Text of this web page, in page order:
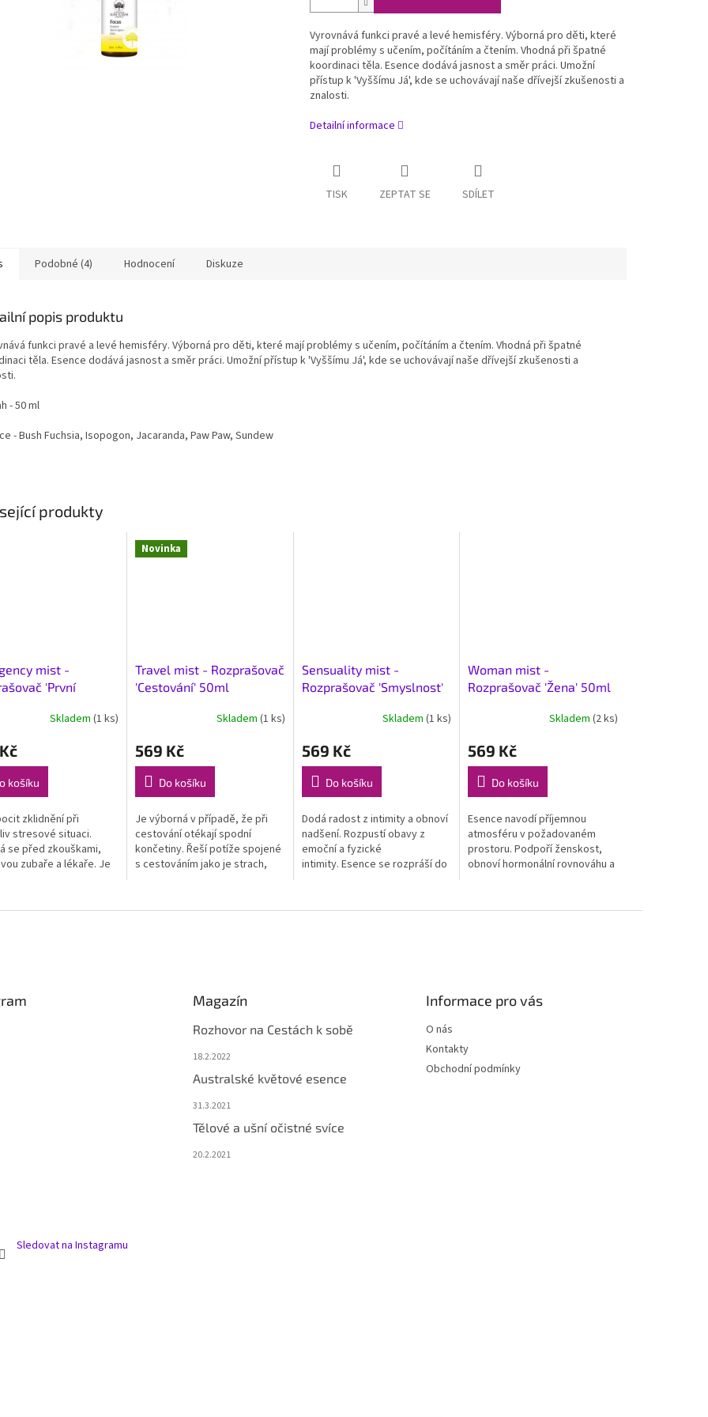
Vyrovnává funkci pravé a levé hemisféry. Výborná pro děti, které
mají problémy s učením, počítáním a čtením. Vhodná při špatné
koordinaci těla. Esence dodává jasnost a směr práci. Umožní
přístup k 'Vyššímu Já', kde se uchovávají naše dřívejší zkušenosti a
znalosti.
Detailní informace
TISK ZEPTAT SE SDÍLET
produkty
mist -
'První
Skladem (1 ks)
košíku
zklidnění při
stresové situaci.
se před zkouškami,
zubaře a lékaře. Je
Novinka
Travel mist - Rozprašovač
'Cestování' 50ml
Skladem (1 ks)
569 Kč
Do košíku
Je výborná v případě, že při
cestování otékají spodní
končetiny. Řeší potíže spojené
s cestováním jako je strach,
Sensuality mist -
Rozprašovač 'Smyslnost'
Skladem(1 ks)
569 Kč
Do košíku
Dodá radost z intimity a obnoví
nadšení. Rozpustí obavy z
emoční a fyzické
intimity. Esence se rozpráší do
Woman mist -
Rozprašovač 'Žena' 50ml
Skladem (2 ks)
569 Kč
Do košíku
Esence navodí příjemnou
atmosféru v požadovaném
prostoru. Podpoří ženskost,
obnoví hormonální rovnováhu a
spojené s...
Podobné (4) Hodnocení Diskuze
popis produktu
funkci pravé a levé hemisféry. Výborná pro děti, které mají problémy s učením, počítáním a čtením. Vhodná při špatné
těla. Esence dodává jasnost a směr práci. Umožní přístup k 'Vyššímu Já', kde se uchovávají naše dřívejší zkušenosti a
- 50 ml
- Bush Fuchsia, Isopogon, Jacaranda, Paw Paw, Sundew
Sledovat na Instagramu
Magazín
Rozhovor na Cestách k sobě
18.2.2022
Australské květové esence
31.3.2021
Tělové a ušní očistné svíce
20.2.2021
Informace pro vás
O nás
Kontakty
Obchodní podmínky